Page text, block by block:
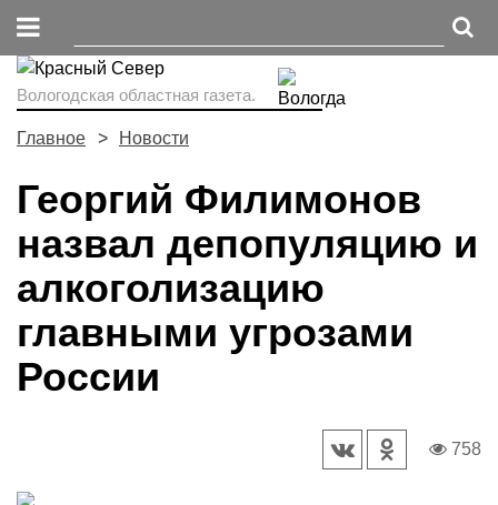
Вологодская областная газета.
Главное Новости
Георгий Филимонов
назвал депопуляцию и
алкоголизацию
главными угрозами
России
758